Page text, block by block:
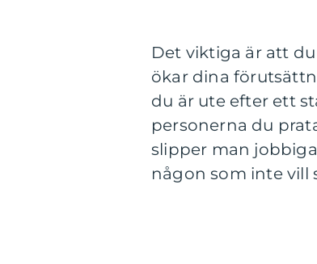
Det viktiga är att
ökar dina
du är ute efter ett
personerna du
slipper man
någon som inte vill